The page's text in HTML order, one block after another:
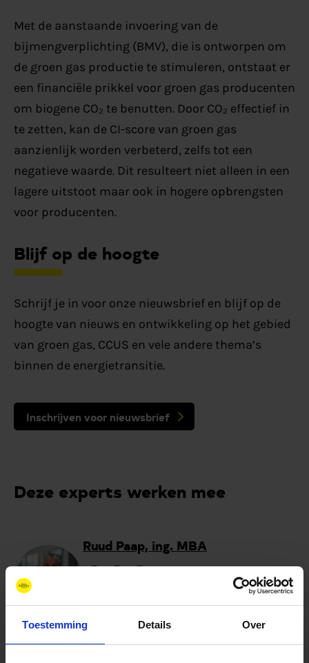
Toestemming Details Over
Met de aanstaande invoering van de
bijmengverplichting (BMV), die is ontworpen om
de groen gas productie te stimuleren, ontstaat er
een financiële prikkel voor groen gas producenten
om biogene CO₂ te benutten. Door CO₂ effectief in
te zetten, kan de CI-score van groen gas
aanzienlijk worden verbeterd, zelfs tot een
negatieve waarde. Dit resulteert niet alleen in een
lagere uitstoot maar ook in hogere opbrengsten
voor producenten.
Blijf op de hoogte
Schrijf je in voor onze nieuwsbrief en blijf op de
hoogte van nieuws en ontwikkeling op het gebied
van groen gas, CCUS en vele andere thema’s
binnen de energietransitie.
Inschrijven voor nieuwsbrief
Deze experts werken mee
Ruud Paap, ing. MBA